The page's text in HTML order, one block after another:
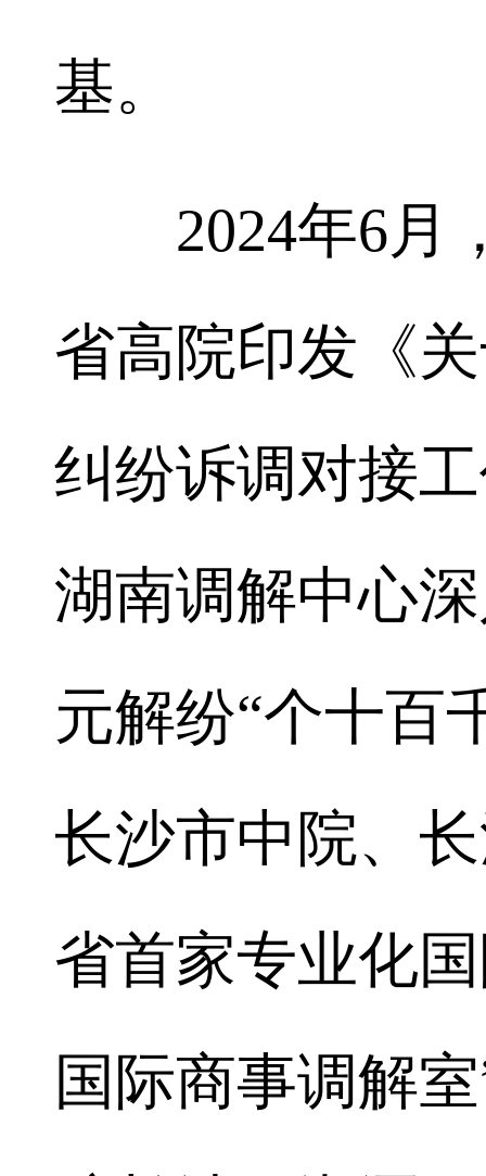
基。
2024年6月
省高院印发《
纠纷诉调对接
湖南调解中心
元解纷“个十百
长沙市中院、
省首家专业化
国际商事调解